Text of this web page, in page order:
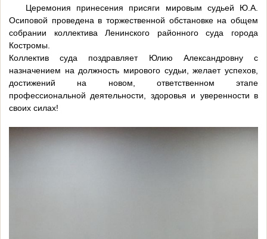
Церемония принесения присяги мировым судьей Ю.А.
Осиповой проведена в торжественной обстановке на общем
собрании коллектива Ленинского районного суда города
Костромы.
Коллектив суда поздравляет Юлию Александровну с
назначением на должность мирового судьи, желает успехов,
достижений на новом, ответственном этапе
профессиональной деятельности, здоровья и уверенности в
своих силах!